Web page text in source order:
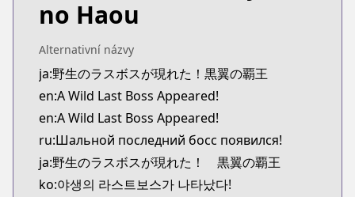
no Haou
Alternativní názvy
ja:野生のラスボスが現れた！黒翼の覇王
en:A Wild Last Boss Appeared!
en:A Wild Last Boss Appeared!
ru:Шальной последний босс появился!
ja:野生のラスボスが現れた！ 黒翼の覇王
ko:야생의 라스트보스가 나타났다!